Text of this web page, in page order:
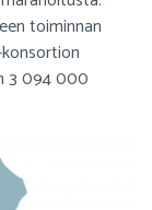
toiminnan
3 094 000